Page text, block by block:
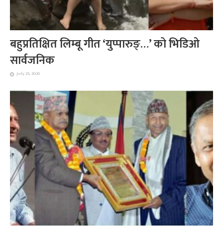
बहुप्रतिक्षित लिम्बू गीत ‘युप्पारुङ्…’ को भिडिओ
सार्वजनिक
July 25, 2026